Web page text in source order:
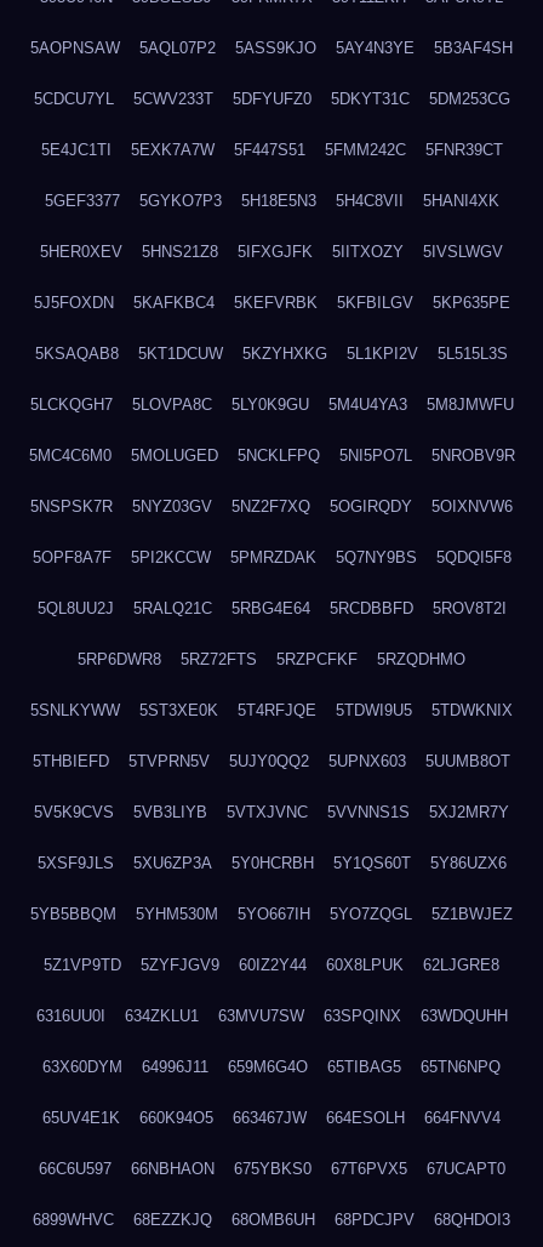
5AOPNSAW 5AQL07P2 5ASS9KJO 5AY4N3YE 5B3AF4SH
5CDCU7YL 5CWV233T 5DFYUFZ0 5DKYT31C 5DM253CG
5E4JC1TI 5EXK7A7W 5F447S51 5FMM242C 5FNR39CT
5GEF3377 5GYKO7P3 5H18E5N3 5H4C8VII 5HANI4XK
5HER0XEV 5HNS21Z8 5IFXGJFK 5IITXOZY 5IVSLWGV
5J5FOXDN 5KAFKBC4 5KEFVRBK 5KFBILGV 5KP635PE
5KSAQAB8 5KT1DCUW 5KZYHXKG 5L1KPI2V 5L515L3S
5LCKQGH7 5LOVPA8C 5LY0K9GU 5M4U4YA3 5M8JMWFU
5MC4C6M0 5MOLUGED 5NCKLFPQ 5NI5PO7L 5NROBV9R
5NSPSK7R 5NYZ03GV 5NZ2F7XQ 5OGIRQDY 5OIXNVW6
5OPF8A7F 5PI2KCCW 5PMRZDAK 5Q7NY9BS 5QDQI5F8
5QL8UU2J 5RALQ21C 5RBG4E64 5RCDBBFD 5ROV8T2I
5RP6DWR8 5RZ72FTS 5RZPCFKF 5RZQDHMO
5SNLKYWW 5ST3XE0K 5T4RFJQE 5TDWI9U5 5TDWKNIX
5THBIEFD 5TVPRN5V 5UJY0QQ2 5UPNX603 5UUMB8OT
5V5K9CVS 5VB3LIYB 5VTXJVNC 5VVNNS1S 5XJ2MR7Y
5XSF9JLS 5XU6ZP3A 5Y0HCRBH 5Y1QS60T 5Y86UZX6
5YB5BBQM 5YHM530M 5YO667IH 5YO7ZQGL 5Z1BWJEZ
5Z1VP9TD 5ZYFJGV9 60IZ2Y44 60X8LPUK 62LJGRE8
6316UU0I 634ZKLU1 63MVU7SW 63SPQINX 63WDQUHH
63X60DYM 64996J11 659M6G4O 65TIBAG5 65TN6NPQ
65UV4E1K 660K94O5 663467JW 664ESOLH 664FNVV4
66C6U597 66NBHAON 675YBKS0 67T6PVX5 67UCAPT0
6899WHVC 68EZZKJQ 68OMB6UH 68PDCJPV 68QHDOI3